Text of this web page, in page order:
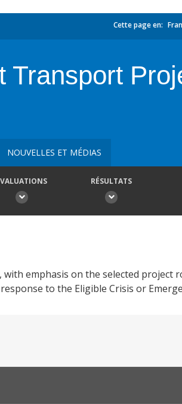
Cette page en:
NOUVELLES ET MÉDIAS
RÉSULTATS
emphasis on the selected project
to the Eligible Crisis or